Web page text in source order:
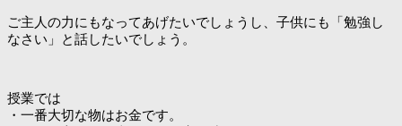
ご主人の力にもなってあげたいでしょうし、子供にも「勉強し
なさい」と話したいでしょう。
授業では
・一番大切な物はお金です。